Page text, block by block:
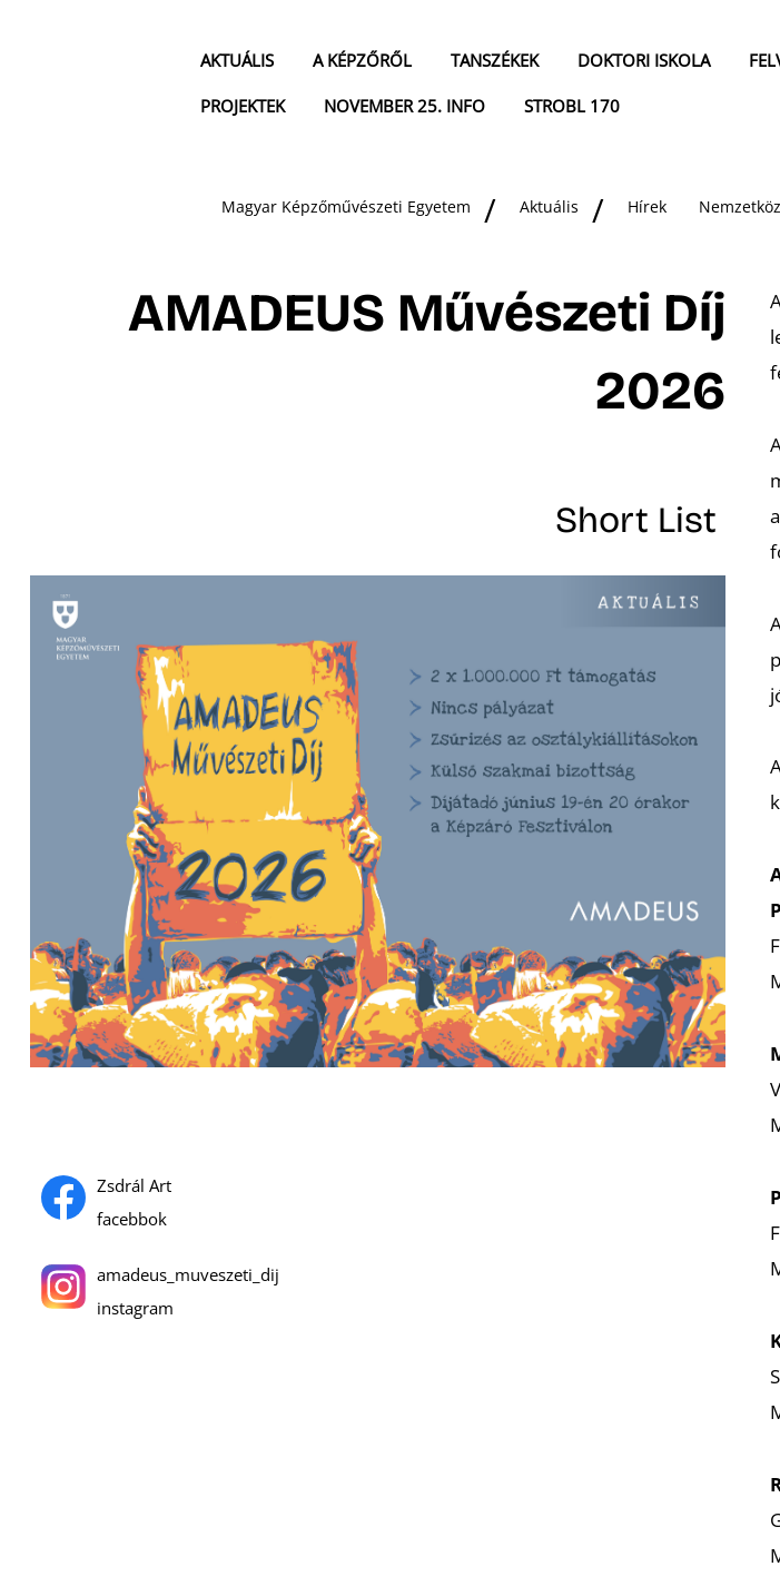
AKTUÁLIS A KÉPZŐRŐL TANSZÉKEK DOKTORI ISKOLA
PROJEKTEK
NOVEMBER 25. INFO STROBL 170
Magyar Képzőművészeti Egyetem Aktuális Hírek
AMADEUS Művészeti Díj
2026
Short List
Zsdrál Art
facebbok
amadeus_muveszeti_dij
instagram